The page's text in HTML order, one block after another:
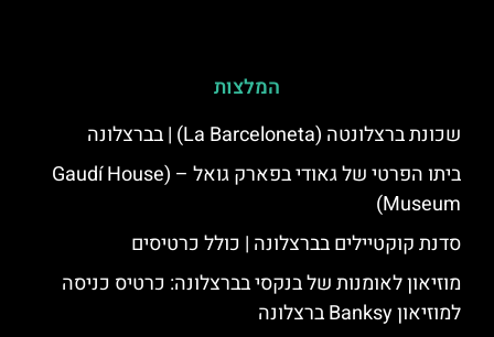
המלצות
שכונת ברצלונטה (La Barceloneta) | בברצלונה
ביתו הפרטי של גאודי בפארק גואל – (Gaudí House
Museum)
סדנת קוקטיילים בברצלונה | כולל כרטיסים
מוזיאון לאומנות של בנקסי בברצלונה: כרטיס כניסה
למוזיאון Banksy ברצלונה